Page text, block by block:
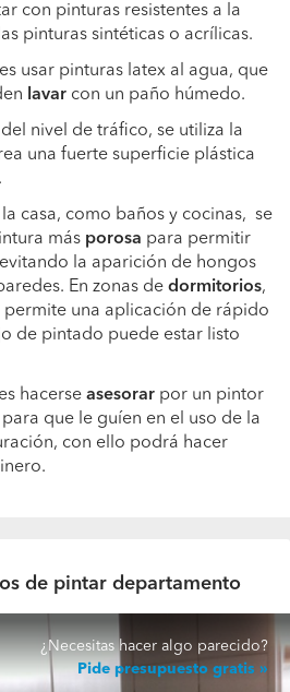
con pinturas resistentes a la
pinturas sintéticas o acrílicas.
usar pinturas latex al agua, que
lavar con un paño húmedo.
nivel de tráfico, se utiliza la
una fuerte superficie plástica
casa, como baños y cocinas, se
más porosa para permitir
la aparición de hongos
En zonas de dormitorios,
permite una aplicación de rápido
de pintado puede estar listo
hacerse asesorar por un pintor
que le guíen en el uso de la
con ello podrá hacer
de pintar departamento
¿Necesitas hacer algo parecido?
Pide presupuesto gratis